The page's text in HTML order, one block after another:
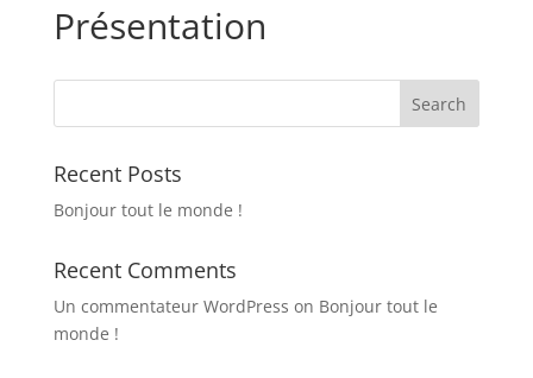
Présentation
Recent Posts
Bonjour tout le monde !
Recent Comments
Un commentateur WordPress on Bonjour tout le
monde !